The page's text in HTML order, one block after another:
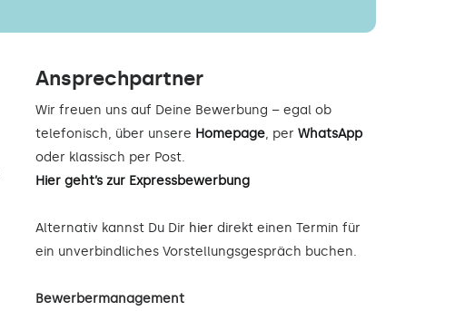
Ansprechpartner
Wir freuen uns auf Deine Bewerbung – egal ob
telefonisch, über unsere Homepage, per WhatsApp
oder klassisch per Post.
Hier geht’s zur Expressbewerbung
Alternativ kannst Du Dir hier direkt einen Termin für
ein unverbindliches Vorstellungsgespräch buchen.
Bewerbermanagement